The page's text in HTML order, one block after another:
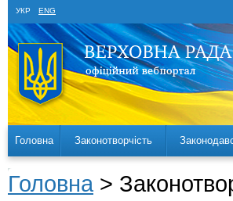
УКР ENG
Головна Законотворчість
Головна >